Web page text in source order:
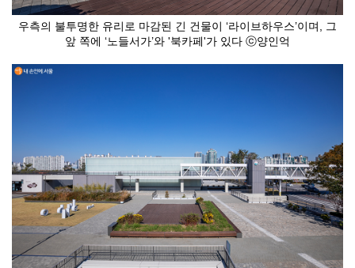
우측의 불투명한 유리로 마감된 긴 건물이 ‘라이브하우스’이며, 그
앞 쪽에 ‘노들서가’와 '북카페'가 있다 ⓒ양인억